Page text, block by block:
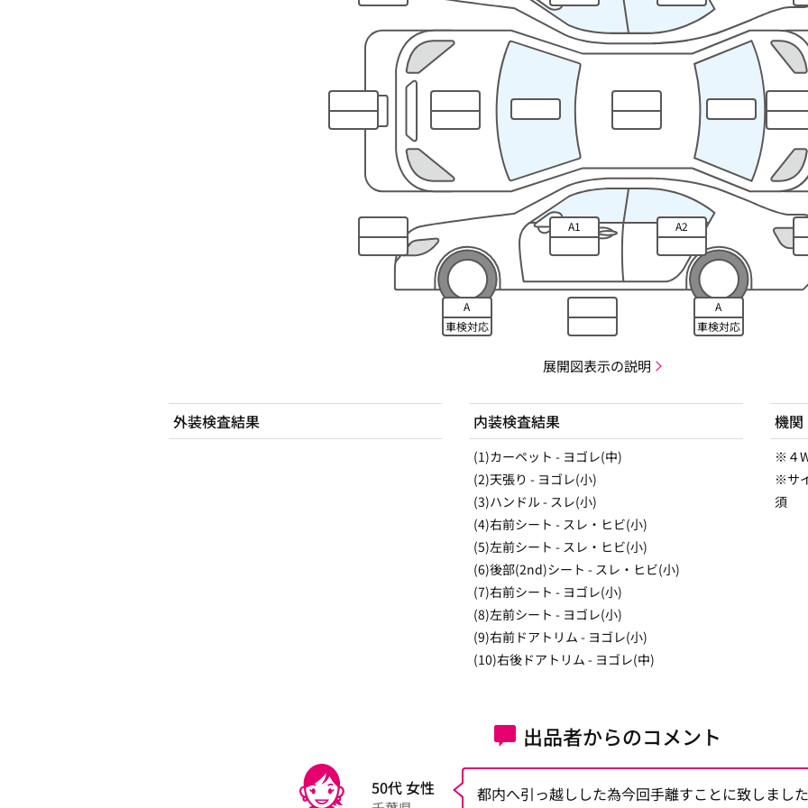
A1 A2
A
車検対応
A
車検対応
展開図表示の説明
外装検査結果 内装検査結果
(1)カーペット - ヨゴレ(中)
(2)天張り - ヨゴレ(小)
(3)ハンドル - スレ(小)
(4)右前シート - スレ・ヒビ(小)
(5)左前シート - スレ・ヒビ(小)
(6)後部(2nd)シート - スレ・ヒビ(小)
(7)右前シート - ヨゴレ(小)
(8)左前シート - ヨゴレ(小)
(9)右前ドアトリム - ヨゴレ(小)
(10)右後ドアトリム - ヨゴレ(中)
機関
※４
※サ
須
出品者からのコメント
50代 女性
都内へ引っ越しした為今回手離すことに致しまし